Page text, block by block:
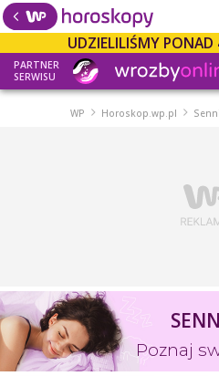
UDZIELILIŚMY PONAD
PARTNER
SERWISU
WP Horoskop.wp.pl
Poznaj